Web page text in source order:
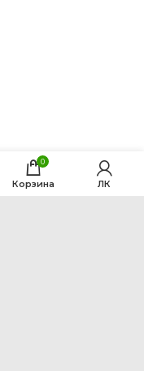
0
Корзина ЛК